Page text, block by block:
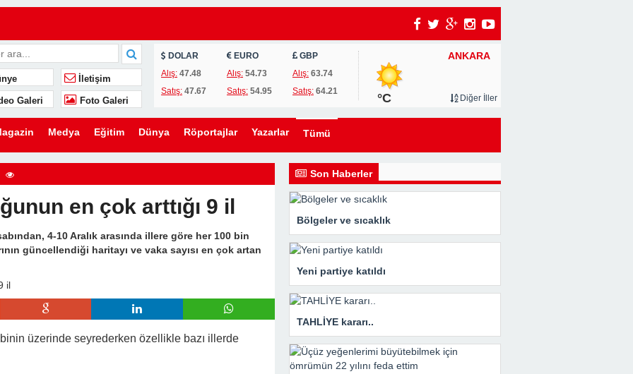
için ömrümün 22 yılını feda ettim
Mahzene Saklamak İstediler, Gelini Gerçeği Ortaya Çıkardı
Aktardı, Bir Akşam Her Şeyi Değiştiren Gerçeği Öğrendi
Sözüyle Uyandı: Genç Kadının Sınırları Bütün Aileyi Değiştirdi
Nişanlısının Gizli Planını Öğrenince Her Şeyi Geride Bıraktı
Vermeyi Planladı, Ama Yatakta Sessizce Hazırladığı Son
İletişim
Galeri Foto Galeri
DOLAR
Alış: 47.48
Satış: 47.67
EURO
Alış:54.73
Satış:54.95
GBP
Alış:63.74
Satış:64.21
ANKARA
°C Diğer İller
Medya Eğitim Dünya Röportajlar Yazarlar Tümü
en çok arttığı 9 il
4-10 Aralık arasında illere göre her 100 bin
güncellendiği haritayı ve vaka sayısı en çok artan
üzerinde seyrederken özellikle bazı illerde
Son Haberler
Bölgeler ve sıcaklık
Yeni partiye katıldı
TAHLİYE kararı..